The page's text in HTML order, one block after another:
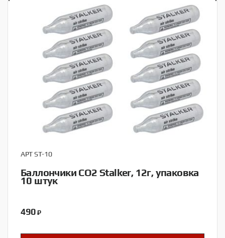
АРТ ST-10
Баллончики CO2 Stalker, 12г, упаковка
10 штук
490 ₽